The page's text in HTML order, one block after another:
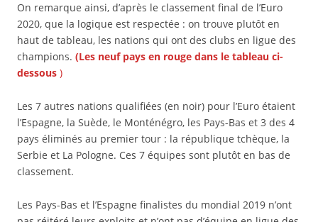
On remarque ainsi, d’après le classement final de l’Euro
2020, que la logique est respectée : on trouve plutôt en
haut de tableau, les nations qui ont des clubs en ligue des
champions.(Les neuf pays en rouge dans le tableau ci-
dessous )
Les 7 autres nations qualifiées (en noir) pour l’Euro étaient
l’Espagne, la Suède, le Monténégro, les Pays-Bas et 3 des 4
pays éliminés au premier tour : la république tchèque, la
Serbie et La Pologne. Ces 7 équipes sont plutôt en bas de
classement.
Les Pays-Bas et l’Espagne finalistes du mondial 2019 n’ont